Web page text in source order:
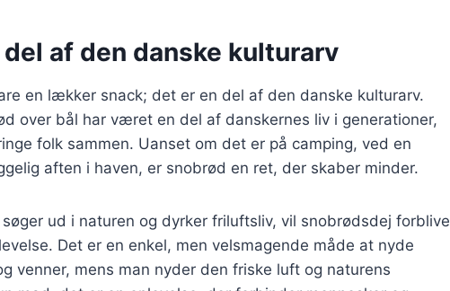
af den danske kulturarv
en lækker snack; det er en del af den danske kulturarv.
over bål har været en del af danskernes liv i generationer,
folk sammen. Uanset om det er på camping, ved en
aften i haven, er snobrød en ret, der skaber minder.
ud i naturen og dyrker friluftsliv, vil snobrødsdej forblive
Det er en enkel, men velsmagende måde at nyde
venner, mens man nyder den friske luft og naturens